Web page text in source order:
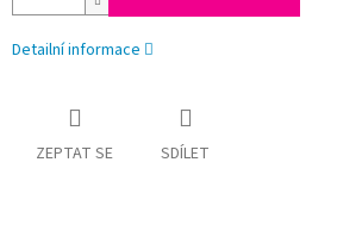
Detailní informace
ZEPTAT SE SDÍLET